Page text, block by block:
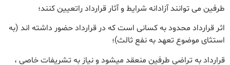
طرفین می توانند آزادانه شرایط و آثار قرارداد راتعیین کنند؛
اثر قرارداد محدود به کسانی است که در قرارداد حضور داشته اند (به
استثای موضوع تعهد به نفع ثالث)؛
قرارداد به تراضی طرفین منعقد می­شود و نیاز به تشریفات خاصی ،